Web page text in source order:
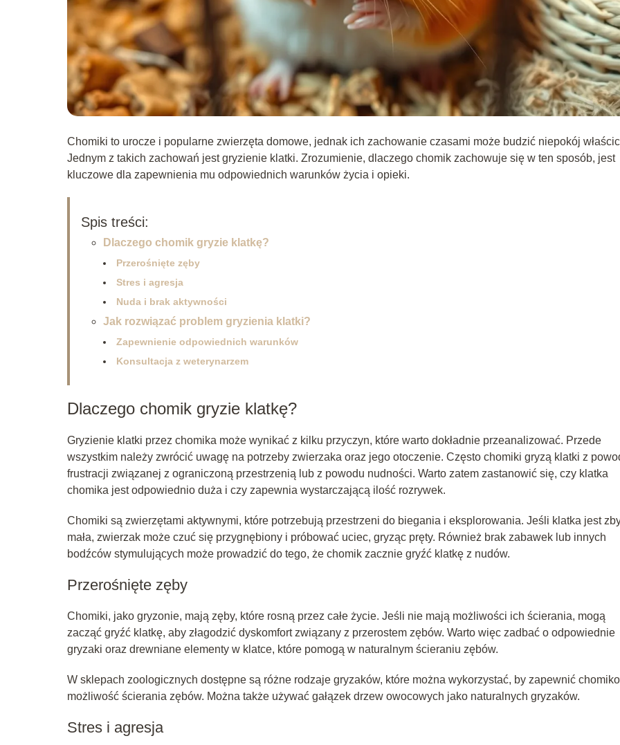
Chomiki to urocze i popularne zwierzęta domowe, jednak ich zachowanie czasami może budzić niepokój
Jednym z takich zachowań jest gryzienie klatki. Zrozumienie, dlaczego chomik zachowuje się w ten sposób, jest
kluczowe dla zapewnienia mu odpowiednich warunków życia i opieki.
Spis treści:
Dlaczego chomik gryzie klatkę?
Przerośnięte zęby
Stres i agresja
Nuda i brak aktywności
Jak rozwiązać problem gryzienia klatki?
Zapewnienie odpowiednich warunków
Konsultacja z weterynarzem
Dlaczego chomik gryzie klatkę?
Gryzienie klatki przez chomika może wynikać z kilku przyczyn, które warto dokładnie przeanalizować. Przede
wszystkim należy zwrócić uwagę na potrzeby zwierzaka oraz jego otoczenie. Często chomiki gryzą klatki z
frustracji związanej z ograniczoną przestrzenią lub z powodu nudności. Warto zatem zastanowić się, czy klatka
chomika jest odpowiednio duża i czy zapewnia wystarczającą ilość rozrywek.
Chomiki są zwierzętami aktywnymi, które potrzebują przestrzeni do biegania i eksplorowania. Jeśli klatka jest
mała, zwierzak może czuć się przygnębiony i próbować uciec, gryząc pręty. Również brak zabawek lub innych
bodźców stymulujących może prowadzić do tego, że chomik zacznie gryźć klatkę z nudów.
Przerośnięte zęby
Chomiki, jako gryzonie, mają zęby, które rosną przez całe życie. Jeśli nie mają możliwości ich ścierania, mogą
zacząć gryźć klatkę, aby złagodzić dyskomfort związany z przerostem zębów. Warto więc zadbać o odpowiednie
gryzaki oraz drewniane elementy w klatce, które pomogą w naturalnym ścieraniu zębów.
W sklepach zoologicznych dostępne są różne rodzaje gryzaków, które można wykorzystać, by zapewnić
możliwość ścierania zębów. Można także używać gałązek drzew owocowych jako naturalnych gryzaków.
Stres i agresja